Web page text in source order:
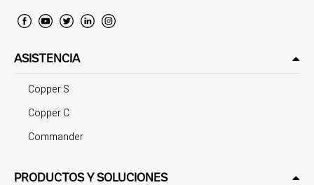
ASISTENCIA
Copper S
Copper C
Commander
PRODUCTOS Y SOLUCIONES